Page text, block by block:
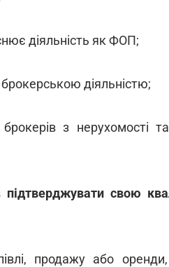
діяльність як ФОП;
діяльністю;
з нерухомості та
підтверджувати свою
продажу або